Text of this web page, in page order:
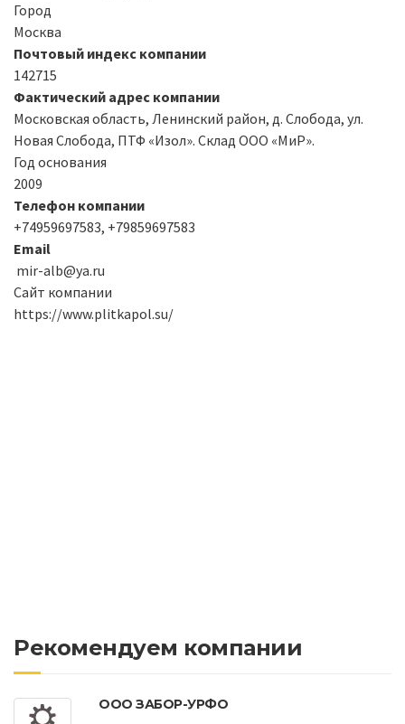
Город
Москва
Почтовый индекс компании
142715
Фактический адрес компании
Московская область, Ленинский район, д. Слобода, ул.
Новая Слобода, ПТФ «Изол». Склад ООО «МиР».
Год основания
2009
Телефон компании
+74959697583, +79859697583
Email
mir-alb@ya.ru
Сайт компании
https://www.plitkapol.su/
Рекомендуем компании
ООО ЗАБОР-УРФО